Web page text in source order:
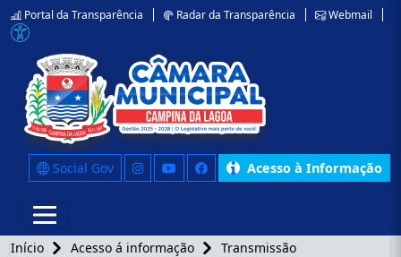
Portal da Transparência Radar da Transparência Webmail
Social Gov Acesso à Informação
Início Acesso á informação Transmissão